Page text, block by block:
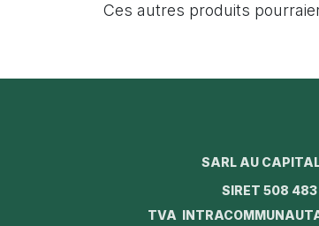
Ces autres produits
SARL AU
SIRET 508
TVA